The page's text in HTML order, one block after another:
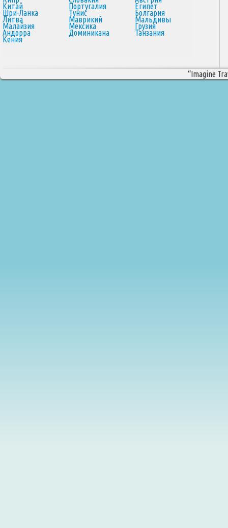
Китай Португалия Египет
Шри-Ланка Тунис Болгария
Литва Маврикий Мальдивы
Малайзия Мексика Грузия
Андорра Доминикана Танзания
Кения
“Imagine